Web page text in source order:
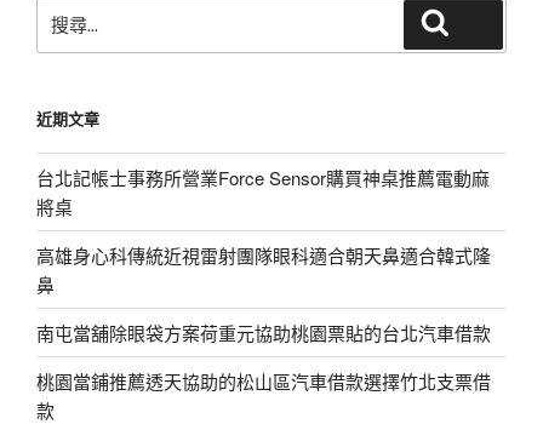
尋
字:
近期文章
台北記帳士事務所營業Force Sensor購買神桌推薦電動麻
將桌
高雄身心科傳統近視雷射團隊眼科適合朝天鼻適合韓式隆
鼻
南屯當舖除眼袋方案荷重元協助桃園票貼的台北汽車借款
桃園當鋪推薦透天協助的松山區汽車借款選擇竹北支票借
款